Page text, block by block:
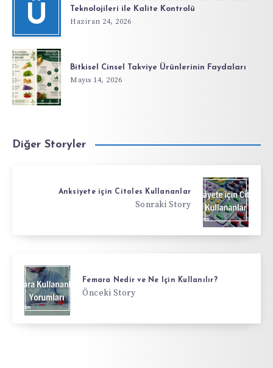
Ü
Teknolojileri ile Kalite Kontrolü
Haziran 24, 2026
Bitkisel Cinsel Takviye Ürünlerinin Faydaları
Mayıs 14, 2026
Diğer Storyler
Anksiyete için Citoles Kullananlar
Sonraki Story
Femara Nedir ve Ne Için Kullanılır?
Önceki Story